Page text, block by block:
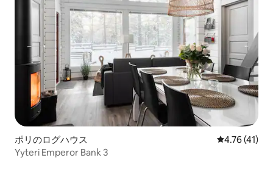
ポリのログハウス レビュー41
4.76 (41)
Yyteri Emperor Bank 3